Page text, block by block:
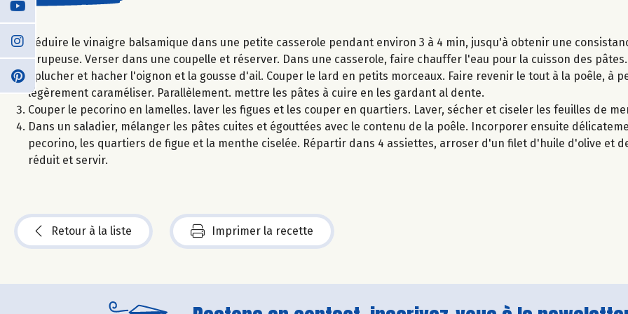
Réduire le vinaigre balsamique dans une petite casserole pendant environ 3 à 4 min, jusqu'à obtenir une
sirupeuse. Verser dans une coupelle et réserver. Dans une casserole, faire chauffer l'eau pour la cuisson des pâtes.
Éplucher et hacher l'oignon et la gousse d'ail. Couper le lard en petits morceaux. Faire revenir le tout à la poêle, à
légèrement caraméliser. Parallèlement. mettre les pâtes à cuire en les gardant al dente.
Couper le pecorino en lamelles. laver les figues et les couper en quartiers. Laver, sécher et ciseler les feuilles de
Dans un saladier, mélanger les pâtes cuites et égouttées avec le contenu de la poêle. Incorporer ensuite
pecorino, les quartiers de figue et la menthe ciselée. Répartir dans 4 assiettes, arroser d'un filet d'huile d'olive et
réduit et servir.
Retour à la liste Imprimer la recette